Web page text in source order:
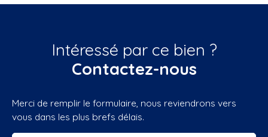
Intéressé par ce bien ?
Contactez-nous
Merci de remplir le formulaire, nous reviendrons vers
vous dans les plus brefs délais.